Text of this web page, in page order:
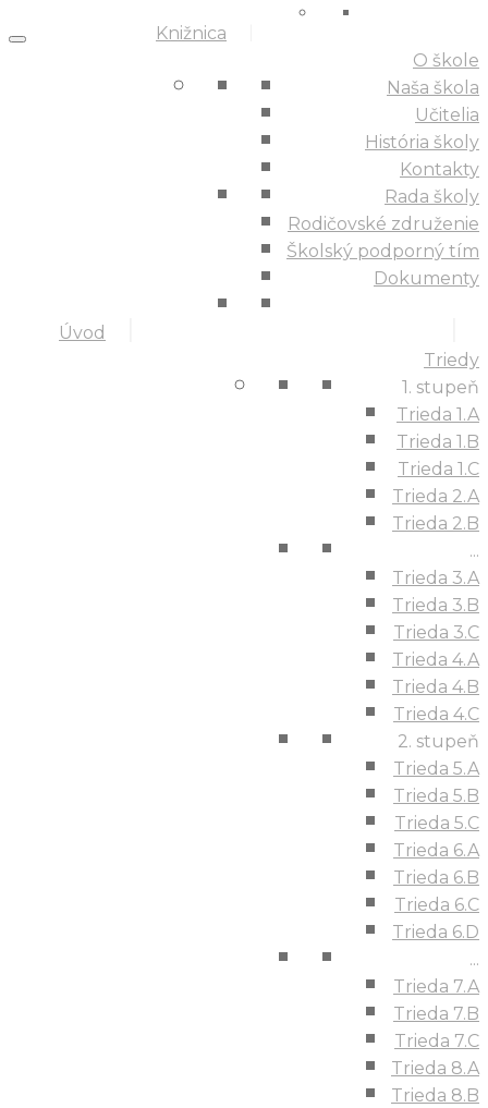
Knižnica
Úvod
O škole
Naša škola
Učitelia
História školy
Kontakty
Rada školy
Rodičovské združenie
Školský podporný tím
Dokumenty
Triedy
1. stupeň
Trieda 1.A
Trieda 1.B
Trieda 1.C
Trieda 2.A
Trieda 2.B
...
Trieda 3.A
Trieda 3.B
Trieda 3.C
Trieda 4.A
Trieda 4.B
Trieda 4.C
2. stupeň
Trieda 5.A
Trieda 5.B
Trieda 5.C
Trieda 6.A
Trieda 6.B
Trieda 6.C
Trieda 6.D
...
Trieda 7.A
Trieda 7.B
Trieda 7.C
Trieda 8.A
Trieda 8.B